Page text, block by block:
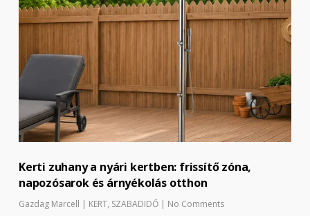
Kerti zuhany a nyári kertben: frissítő zóna,
napozósarok és árnyékolás otthon
Gazdag Marcell KERT, SZABADIDŐ No Comments